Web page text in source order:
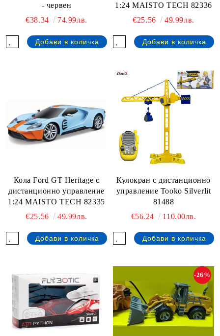
- червен
€38.34
74.99лв.
1:24 MAISTO TECH 82336
€25.56
49.99лв.
Кола Ford GT Heritage с
дистанционно управление
1:24 MAISTO TECH 82335
€25.56
49.99лв.
Кулокран с дистанционно
управление Tooko Silverlit
81488
€56.24
110.00лв.
-26%